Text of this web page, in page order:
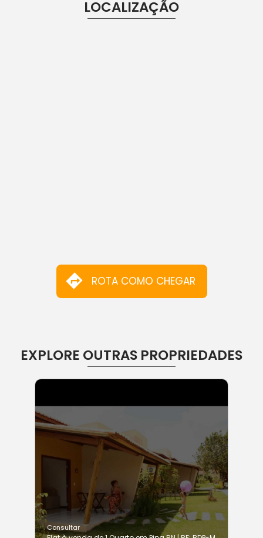
LOCALIZAÇÃO
ROTA COMO CHEGAR
EXPLORE OUTRAS PROPRIEDADES
Consultar